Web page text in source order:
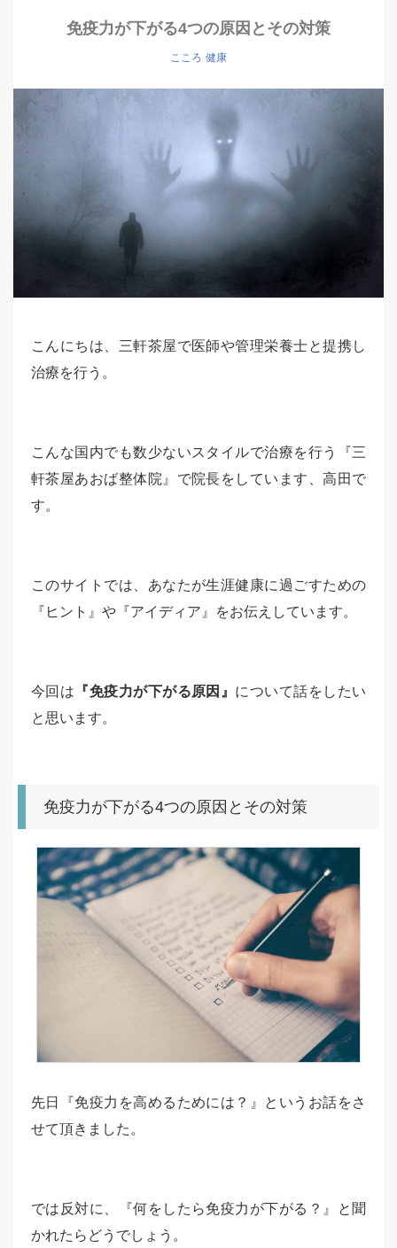
免疫力が下がる4つの原因とその対策
こころ 健康
こんにちは、三軒茶屋で医師や管理栄養士と提携し
治療を行う。
こんな国内でも数少ないスタイルで治療を行う『三
軒茶屋あおば整体院』で院長をしています、高田で
す。
このサイトでは、あなたが生涯健康に過ごすための
『ヒント』や『アイディア』をお伝えしています。
今回は 『免疫力が下がる原因』 について話をしたい
と思います。
免疫力が下がる4つの原因とその対策
先日『免疫力を高めるためには？』というお話をさ
せて頂きました。
では反対に、『何をしたら免疫力が下がる？』と聞
かれたらどうでしょう。